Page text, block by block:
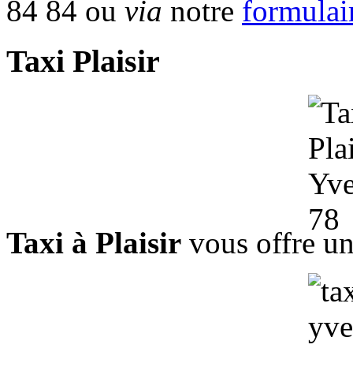
84 84 ou via notre
Taxi Plaisir
Taxi à Plaisir vous offre